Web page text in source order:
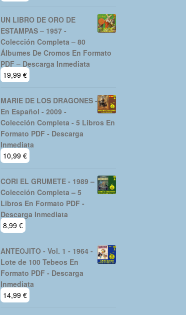
UN LIBRO DE ORO DE
ESTAMPAS – 1957 -
Colección Completa – 80
Álbumes De Cromos En Formato
PDF – Descarga Inmediata
19,99 €
MARIE DE LOS DRAGONES -
En Español - 2009 -
Colección Completa - 5 Libros En
Formato PDF - Descarga
Inmediata
10,99 €
CORI EL GRUMETE - 1989 –
Colección Completa – 5
Libros En Formato PDF -
Descarga Inmediata
8,99 €
ANTEOJITO - Vol. 1 - 1964 -
Lote de 100 Tebeos En
Formato PDF - Descarga
Inmediata
14,99 €